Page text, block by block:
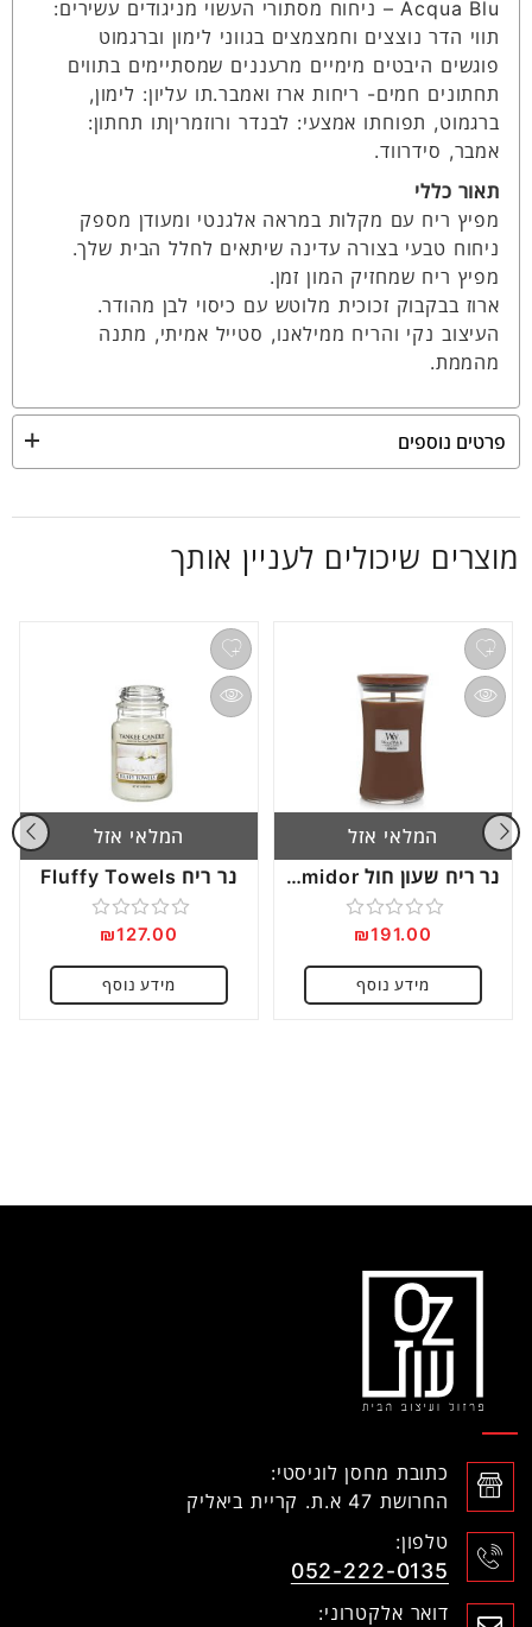
Acqua Blu – ניחוח מסתורי העשוי מניגודים עשירים:
תווי הדר נוצצים וחמצמצים בגווני לימון וברגמוט
פוגשים היבטים מימיים מרעננים שמסתיימים בתווים
תחתונים חמים- ריחות ארז ואמבר.תו עליון: לימון,
ברגמוט, תפוחתו אמצעי: לבנדר ורוזמריןתו תחתון:
אמבר, סידרווד.
תאור כללי
מפיץ ריח עם מקלות במראה אלגנטי ומעודן מספק
ניחוח טבעי בצורה עדינה שיתאים לחלל הבית שלך.
מפיץ ריח שמחזיק המון זמן.
ארוז בבקבוק זכוכית מלוטש עם כיסוי לבן מהודר.
העיצוב נקי והריח ממילאנו, סטייל אמיתי, מתנה
מהממת.
פרטים נוספים
מוצרים שיכולים לעניין אותך
המלאי אזל
נר ריח שעון חול Large Humidor
דורג
0
מתוך
₪191.00
מידע נוסף
המלאי אזל
נר ריח Fluffy Towels
דורג
0
מתוך
₪127.00
מידע נוסף
כתובת מחסן לוגיסטי:
החרושת 47 א.ת. קריית ביאליק
טלפון:
052-222-0135
דואר אלקטרוני: